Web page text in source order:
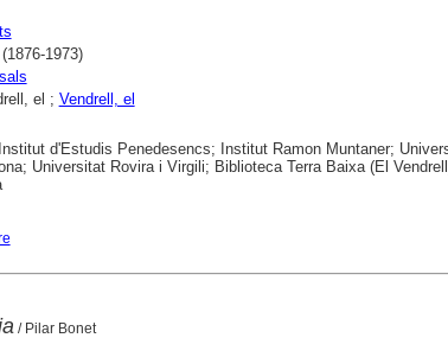
1973)
el ; Vendrell, el
d'Estudis Penedesencs; Institut Ramon Muntaner;
Universitat Rovira i Virgili; Biblioteca Terra Baixa (El
/ Pilar Bonet